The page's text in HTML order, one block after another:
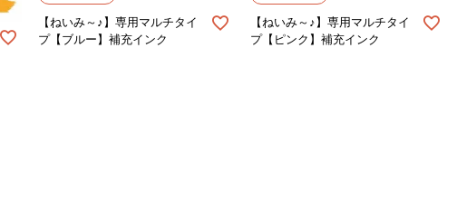
【ねいみ～♪】専用マルチタイ
プ【ブルー】補充インク
【ねいみ～♪】専用マルチタイ
プ【ピンク】補充インク